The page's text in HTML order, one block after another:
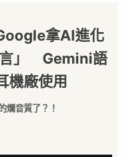
拿AI進化
言」 Gemini語
機廠使用
爛音質了？！